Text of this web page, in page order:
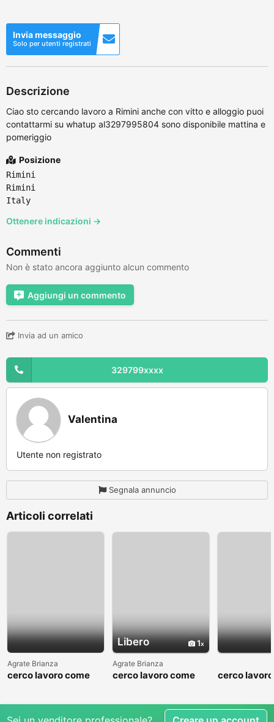
Invia messaggio
Solo per utenti registrati
Descrizione
Ciao sto cercando lavoro a Rimini anche con vitto e alloggio puoi
contattarmi su whatup al3297995804 sono disponibile mattina e
pomeriggio
Posizione
Rimini
Rimini
Italy
Ottenere indicazioni →
Commenti
Non è stato ancora aggiunto alcun commento
Aggiungi un commento
Invia ad un amico
329799xxxx
Valentina
Utente non registrato
Segnala annuncio
Articoli correlati
Agrate Brianza
cerco lavoro come
Libero 1
Agrate Brianza
cerco lavoro come
cerco